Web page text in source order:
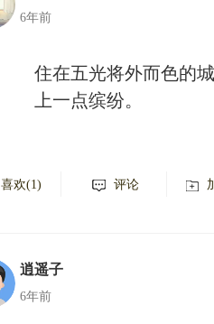
6年前
住在五光将外而色的
上一点缤纷。
喜欢(1) 评论
逍遥子
6年前